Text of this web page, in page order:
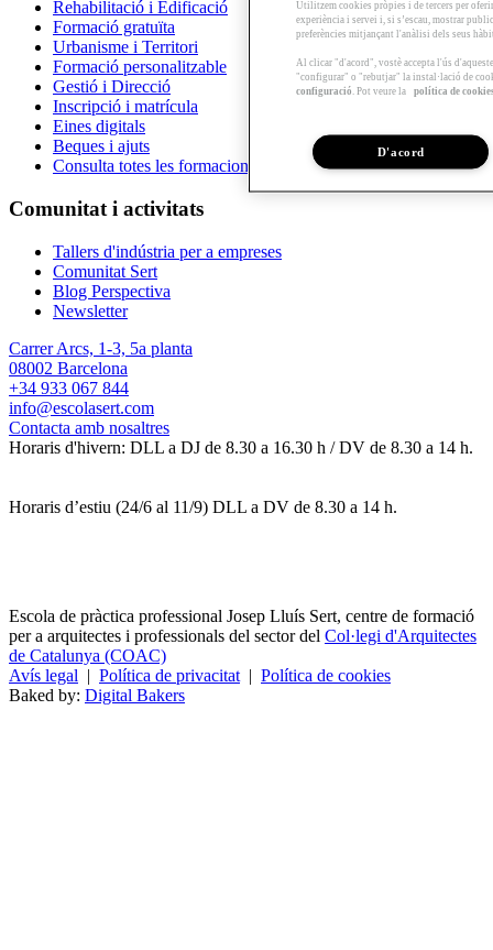
Rehabilitació i Edificació
Formació gratuïta
Urbanisme i Territori
Formació personalitzable
Gestió i Direcció
Inscripció i matrícula
Eines digitals
Beques i ajuts
Consulta totes les formacions
Comunitat i activitats
Tallers d'indústria per a empreses
Comunitat Sert
Blog Perspectiva
Newsletter
Carrer Arcs, 1-3, 5a planta
08002 Barcelona
+34 933 067 844
info@escolasert.com
Contacta amb nosaltres
Horaris d'hivern: DLL a DJ de 8.30 a 16.30 h / DV de 8.30 a 14 h.
Horaris d’estiu (24/6 al 11/9) DLL a DV de 8.30 a 14 h.
Escola de pràctica professional Josep Lluís Sert, centre de formació
per a arquitectes i professionals del sector del Col·legi d'Arquitectes
de Catalunya (COAC)
Avís legal | Política de privacitat | Política de cookies
Baked by: Digital Bakers
Utilitzem cookies pròpies i de tercers per
experiència i servei i, si s’escau, mostrar
preferències mitjançant l'anàlisi dels seus
Al clicar "d'acord", vostè accepta l'ús
"configurar" o "rebutjar" la instal·lació de
configuració . Pot veure la política de
D'acord